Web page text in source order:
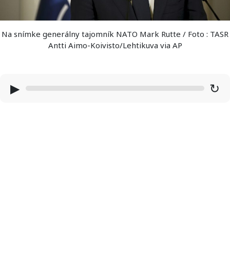
Na snímke generálny tajomník NATO Mark Rutte / Foto : TASR
Antti Aimo-Koivisto/Lehtikuva via AP
▶ ↻